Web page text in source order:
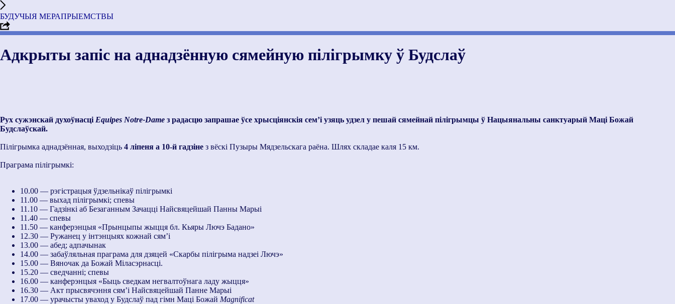
БУДУЧЫЯ МЕРАПРЫЕМСТВЫ
Адкрыты запіс на аднадзённую сямейную пілігрымку ў Будслаў
Рух сужэнскай духоўнасці Equipes Notre-Dame з радасцю запрашае ўсе хрысціянскія сем’і узяць удзел у пешай сямейнай пілігрымцы ў Нацыянальны санктуарый Маці Божай
Будслаўскай.
Пілігрымка аднадзённая, выходзіць 4 ліпеня а 10-й гадзіне з вёскі Пузыры Мядзельскага раёна. Шлях складае каля 15 км.
Праграма пілігрымкі:
10.00 — рэгістрацыя ўдзельнікаў пілігрымкі
11.00 — выхад пілігрымкі; спевы
11.10 — Гадзінкі аб Безаганным Зачацці Найсвяцейшай Панны Марыі
11.40 — спевы
11.50 — канферэнцыя «Прынцыпы жыцця бл. Кьяры Лючэ Бадано»
12.30 — Ружанец у інтэнцыях кожнай сям’і
13.00 — абед; адпачынак
14.00 — забаўляльная праграма для дзяцей «Скарбы пілігрыма надзеі Лючэ»
15.00 — Вяночак да Божай Міласэрнасці.
15.20 — сведчанні; спевы
16.00 — канферэнцыя «Быць сведкам негвалтоўнага ладу жыцця»
16.30 — Акт прысвячэння сям’і Найсвяцейшай Панне Марыі
17.00 — урачысты уваход у Будслаў пад гімн Маці Божай Мagnificat